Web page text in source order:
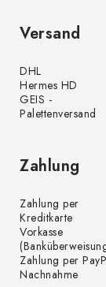
Versand
DHL
Hermes HD
GEIS -
Palettenversand
Zahlung
Zahlung per
Kreditkarte
Vorkasse
Zahlung per
Nachnahme